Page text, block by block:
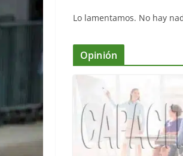
Lo lamentamos. No hay
Opinión